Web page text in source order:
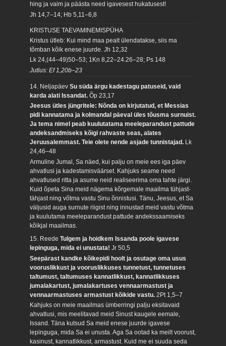
hing ja vaim ja päästa need igavesest hukatusest!
Jh 14,7–14; Hb 5,11–6,8
KRISTUSE TAEVAMINEMISPÜHA
Kristus ütleb: Kui mind maa pealt ülendatakse, siis ma
tõmban kõik enese juurde.Jh 12,32
Lk 24,(44–49)50–53; 1Kn 8,22–24.26–28; Ps 148
Jutlus: Ef 1,20b–23
14. NeljapäevSu süda ärgu kadestagu patuseid, vaid
karda alati Issandat.Õp 23,17
Jeesus ütles jüngritele: Nõnda on kirjutatud, et Messias
pidi kannatama ja kolmandal päeval üles tõusma surnuist.
Ja tema nimel peab kuulutatama meeleparandust pattude
andeksandmiseks kõigi rahvaste seas, alates
Jeruusalemmast. Teie olete nende asjade tunnistajad. Lk
24,46–48
Armuline Jumal, Sa näed, kui palju on meie ees iga päev
ahvatlusi ja kadestamisväärset. Kahjuks seame need
ahvatlused ritta ja asume neid realiseerima oma tahte järgi.
Kuid õpeta Sina meid nägema kõrgemale maailma tühjast-
tähjast ning võtma vastu Sinu õnnistusi. Tänu, Jeesus, et Sa
väljusid auga surnute riigist ning innustad meid vastu võtma
ja kuulutama meeleparandust pattude andekssaamiseks
kõikjal maailmas.
15. ReedeTulgem ja hoidkem Issanda poole igavese
lepinguga, mida ei unustata!Jr 50,5
Seepärast kandke kõikepidi hoolt ja osutage oma usus
vooruslikkust ja vooruslikkuses tunnetust, tunnetuses
taltumust, taltumuses kannatlikkust, kannatlikkuses
jumalakartust, jumalakartuses vennaarmastust ja
vennaarmastuses armastust kõikide vastu.2Pt 1,5–7
Kahjuks on meie maailmas ümberringi palju eksitavaid
ahvatlusi, mis meelitavad meid Sinust kaugele eemale,
Issand. Täna kutsud Sa meid enese juurde igavese
lepinguga, mida Sa ei unusta. Aga Sa ootad ka meilt voorust,
kasinust, kannatlikkust, armastust. Kuid me ei suuda seda